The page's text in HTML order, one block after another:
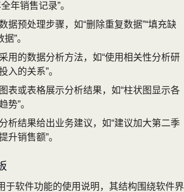
年销售记录”。
据预处理步骤，如“删除重复数据”“填充缺
”。
用的数据分析方法，如“使用相关性分析研
入的关系”。
表或表格展示分析结果，如“柱状图显示各
势”。
析结果给出业务建议，如“建议加大第二季
升销售额”。
于软件功能的使用说明，其结构围绕软件界